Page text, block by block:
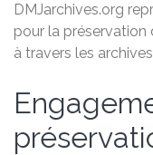
DMJarchives.org
pour la préservation
à travers les